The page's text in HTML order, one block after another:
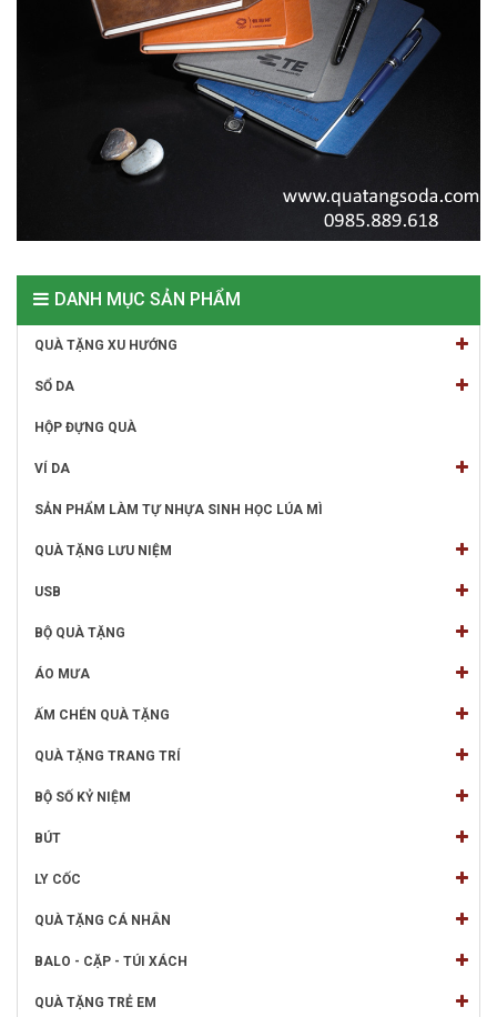
DANH MỤC SẢN PHẨM
QUÀ TẶNG XU HƯỚNG
SỔ DA
HỘP ĐỰNG QUÀ
VÍ DA
SẢN PHẨM LÀM TỰ NHỰA SINH HỌC LÚA MÌ
QUÀ TẶNG LƯU NIỆM
USB
BỘ QUÀ TẶNG
ÁO MƯA
ẤM CHÉN QUÀ TẶNG
QUÀ TẶNG TRANG TRÍ
BỘ SỐ KỶ NIỆM
BÚT
LY CỐC
QUÀ TẶNG CÁ NHÂN
BALO - CẶP - TÚI XÁCH
QUÀ TẶNG TRẺ EM